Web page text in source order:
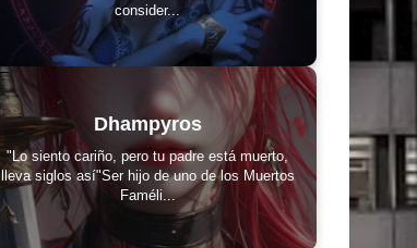
consider...
Dhampyros
"Lo siento cariño, pero tu padre está muerto,
lleva siglos así"Ser hijo de uno de los Muertos
Faméli...